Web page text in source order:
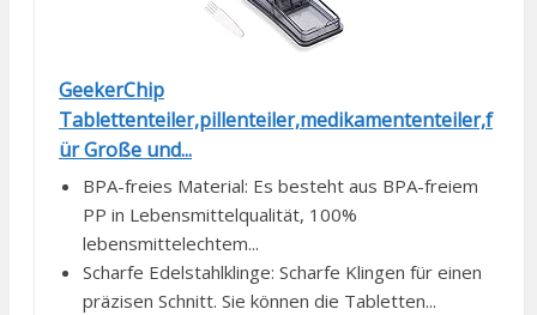
GeekerChip
Tablettenteiler,pillenteiler,medikamententeiler,f
ür Große und...
BPA-freies Material: Es besteht aus BPA-freiem
PP in Lebensmittelqualität, 100%
lebensmittelechtem...
Scharfe Edelstahlklinge: Scharfe Klingen für einen
präzisen Schnitt. Sie können die Tabletten...